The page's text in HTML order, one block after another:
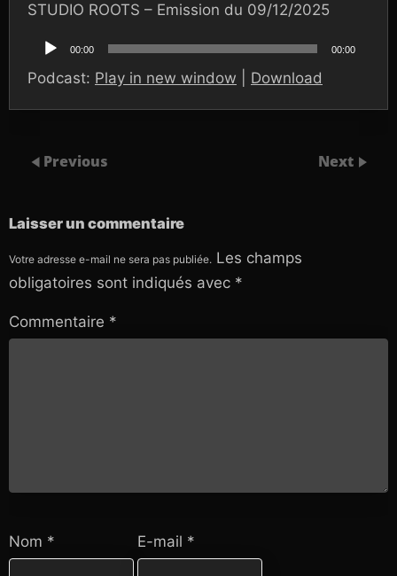
STUDIO ROOTS – Emission du 09/12/2025
audio
00:00 00:00
Podcast: Play in new window Download
Previous Next
Laisser un commentaire
Votre adresse e-mail ne sera pas publiée. Les champs
obligatoires sont indiqués avec *
Commentaire *
Nom * E-mail *